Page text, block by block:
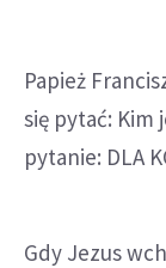
Papież
się pytać: Kim
pytanie: DLA
Gdy Jezus